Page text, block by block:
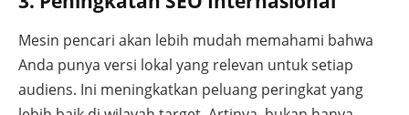
Mesin pencari akan lebih mudah memahami bahwa
Anda punya versi lokal yang relevan untuk setiap
audiens. Ini meningkatkan peluang peringkat yang